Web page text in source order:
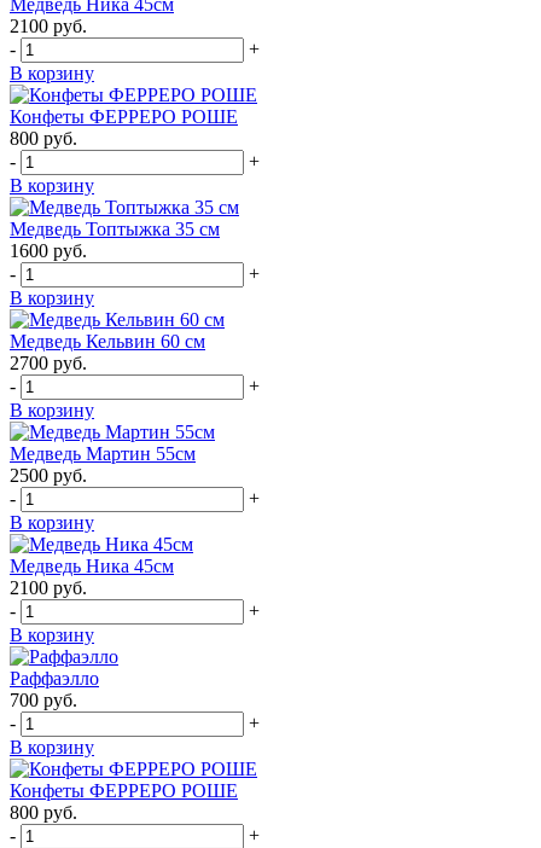
Медведь Ника 45см
2100 руб.
-
+
В корзину
Конфеты ФЕРРЕРО РОШЕ
800 руб.
-
+
В корзину
Медведь Топтыжка 35 см
1600 руб.
-
+
В корзину
Медведь Кельвин 60 см
2700 руб.
-
+
В корзину
Медведь Мартин 55см
2500 руб.
-
+
В корзину
Медведь Ника 45см
2100 руб.
-
+
В корзину
Раффаэлло
700 руб.
-
+
В корзину
Конфеты ФЕРРЕРО РОШЕ
800 руб.
-
+